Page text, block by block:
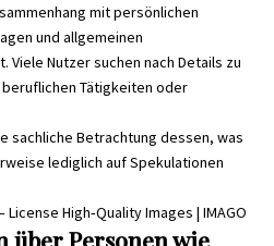
mit persönlichen
und allgemeinen
Nutzer suchen nach Details zu
Tätigkeiten oder
sachliche Betrachtung dessen, was
lediglich auf Spekulationen
Personen wie